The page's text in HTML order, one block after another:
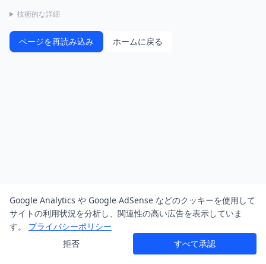
技術的な詳細
ページを再読み込み ホームに戻る
Google Analytics や Google AdSense などのクッキーを使用して
サイトの利用状況を分析し、関連性の高い広告を表示していま
す。
プライバシーポリシー
拒否
すべて承認